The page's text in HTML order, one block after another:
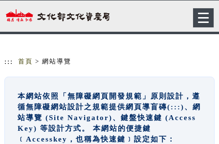
::: 首頁 > 網站導覽
本網站依照「無障礙網頁開發規範」原則設計，遵
循無障礙網站設計之規範提供網頁導盲磚(:::)、網
站導覽 (Site Navigator)、鍵盤快速鍵 (Access
Key) 等設計方式。 本網站的便捷鍵
﹝Accesskey，也稱為快速鍵﹞設定如下：